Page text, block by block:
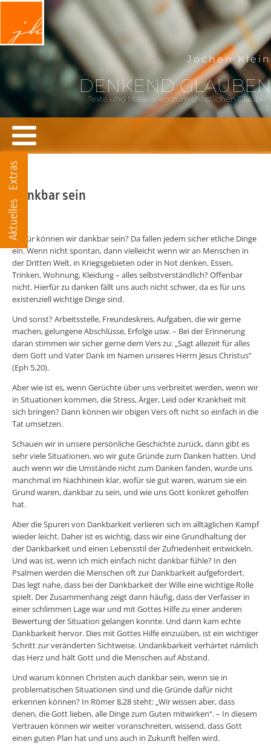
Aktuelles
Extras
Jochen Klein
DENKEND GLAUBEN
Texte und Materialien zum christlichen Glauben
Dankbar sein
Wofür können wir dankbar sein? Da fallen jedem sicher etliche Dinge
ein. Wenn nicht spontan, dann vielleicht wenn wir an Menschen in
der Dritten Welt, in Kriegsgebieten oder in Not denken. Essen,
Trinken, Wohnung, Kleidung – alles selbstverständlich? Offenbar
nicht. Hierfür zu danken fällt uns auch nicht schwer, da es für uns
existenziell wichtige Dinge sind.
Und sonst? Arbeitsstelle, Freundeskreis, Aufgaben, die wir gerne
machen, gelungene Abschlüsse, Erfolge usw. – Bei der Erinnerung
daran stimmen wir sicher gerne dem Vers zu: „Sagt allezeit für alles
dem Gott und Vater Dank im Namen unseres Herrn Jesus Christus“
(Eph 5,20).
Aber wie ist es, wenn Gerüchte über uns verbreitet werden, wenn wir
in Situationen kommen, die Stress, Ärger, Leid oder Krankheit mit
sich bringen? Dann können wir obigen Vers oft nicht so einfach in die
Tat umsetzen.
Schauen wir in unsere persönliche Geschichte zurück, dann gibt es
sehr viele Situationen, wo wir gute Gründe zum Danken hatten. Und
auch wenn wir die Umstände nicht zum Danken fanden, wurde uns
manchmal im Nachhinein klar, wofür sie gut waren, warum sie ein
Grund waren, dankbar zu sein, und wie uns Gott konkret geholfen
hat.
Aber die Spuren von Dankbarkeit verlieren sich im alltäglichen Kampf
wieder leicht. Daher ist es wichtig, dass wir eine Grundhaltung der
der Dankbarkeit und einen Lebensstil der Zufriedenheit entwickeln.
Und was ist, wenn ich mich einfach nicht dankbar fühle? In den
Psalmen werden die Menschen oft zur Dankbarkeit aufgefordert.
Das legt nahe, dass bei der Dankbarkeit der Wille eine wichtige Rolle
spielt. Der Zusammenhang zeigt dann häufig, dass der Verfasser in
einer schlimmen Lage war und mit Gottes Hilfe zu einer anderen
Bewertung der Situation gelangen konnte. Und dann kam echte
Dankbarkeit hervor. Dies mit Gottes Hilfe einzuüben, ist ein wichtiger
Schritt zur veränderten Sichtweise. Undankbarkeit verhärtet nämlich
das Herz und hält Gott und die Menschen auf Abstand.
Und warum können Christen auch dankbar sein, wenn sie in
problematischen Situationen sind und die Gründe dafür nicht
erkennen können? In Römer 8,28 steht: „Wir wissen aber, dass
denen, die Gott lieben, alle Dinge zum Guten mitwirken“. – In diesem
Vertrauen können wir weiter voranschreiten, wissend, dass Gott
einen guten Plan hat und uns auch in Zukunft helfen wird.